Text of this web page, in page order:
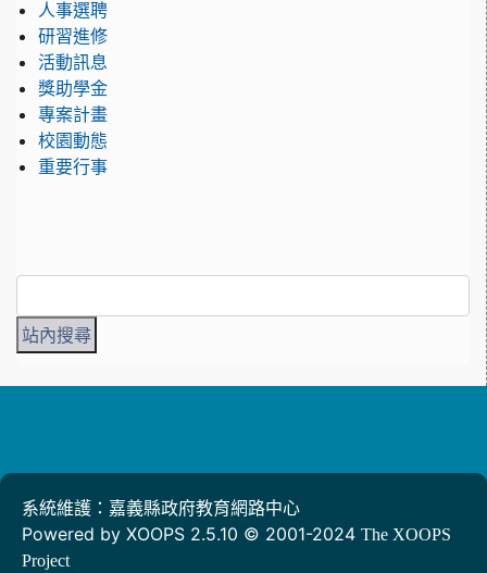
人事選聘
研習進修
活動訊息
獎助學金
專案計畫
校園動態
重要行事
系統維護：嘉義縣政府教育網路中心
Powered by XOOPS 2.5.10 © 2001-2024 The XOOPS
Project